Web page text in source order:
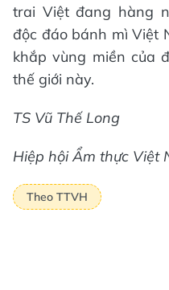
trai Việt đang hàng
độc đáo bánh mì Việt
khắp vùng miền của
thế giới này.
TS Vũ Thế Long
Hiệp hội Ẩm thực Việt
Theo TTVH